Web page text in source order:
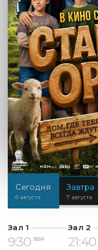
Сегодня
6 августа
Завтра
7 августа
Зал 1
9:30 350 ₽
Зал 2
21:40